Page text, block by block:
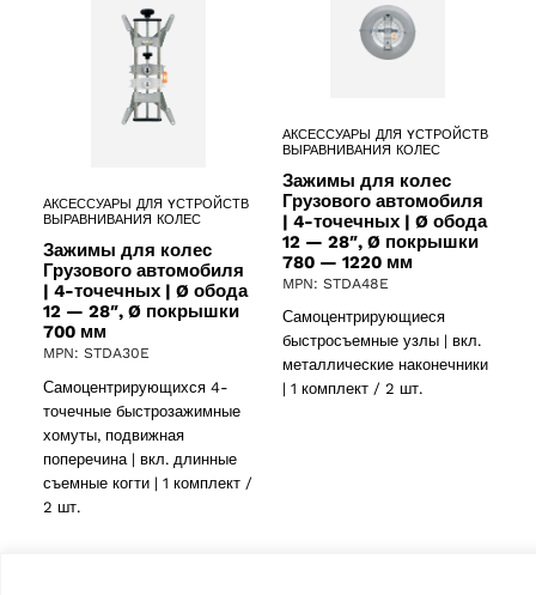
АКСЕССУАРЫ ДЛЯ YСТРОЙСТВ
ВЫРАВНИВАНИЯ КОЛЕС
Зажимы для колес
Грузового автомобиля
| 4-точечных | Ø обода
12 — 28″, Ø покрышки
700 мм
MPN: STDA30E
Самоцентрирующихся 4-
точечные быстрозажимные
хомуты, подвижная
поперечина | вкл. длинные
съемные когти | 1 комплект /
2 шт.
АКСЕССУАРЫ ДЛЯ YСТРОЙСТВ
ВЫРАВНИВАНИЯ КОЛЕС
Зажимы для колес
Грузового автомобиля
| 4-точечных | Ø обода
12 — 28″, Ø покрышки
780 — 1220 мм
MPN: STDA48E
Самоцентрирующиеся
быстросъемные узлы | вкл.
металлические наконечники
| 1 комплект / 2 шт.